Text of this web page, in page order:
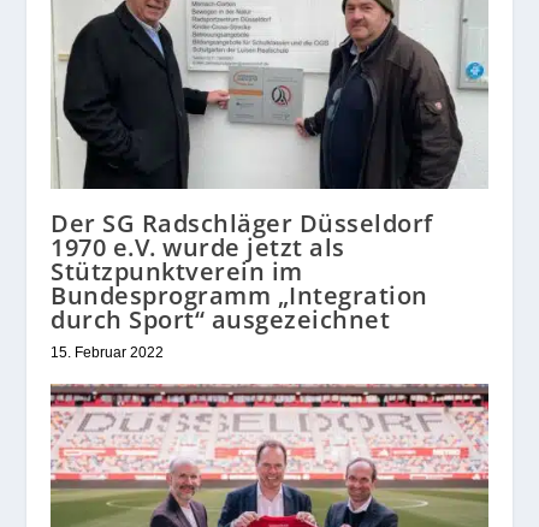
Der SG Radschläger Düsseldorf
1970 e.V. wurde jetzt als
Stützpunktverein im
Bundesprogramm „Integration
durch Sport“ ausgezeichnet
15. Februar 2022